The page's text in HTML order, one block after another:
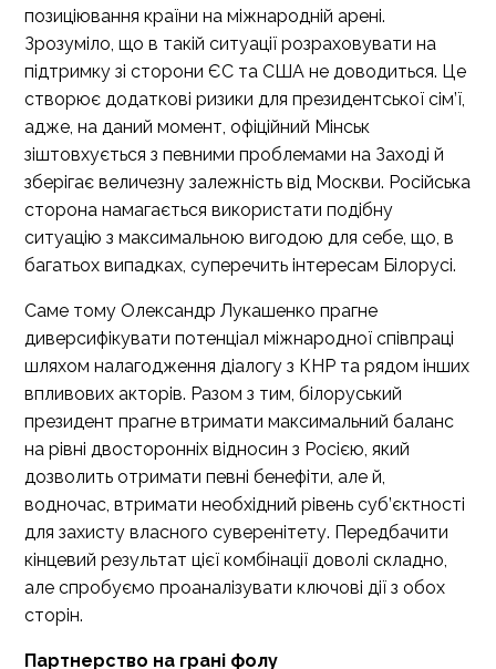
позиціювання країни на міжнародній арені.
Зрозуміло, що в такій ситуації розраховувати на
підтримку зі сторони ЄС та США не доводиться. Це
створює додаткові ризики для президентської сім’ї,
адже, на даний момент, офіційний Мінськ
зіштовхується з певними проблемами на Заході й
зберігає величезну залежність від Москви. Російська
сторона намагається використати подібну
ситуацію з максимальною вигодою для себе, що, в
багатьох випадках, суперечить інтересам Білорусі.
Саме тому Олександр Лукашенко прагне
диверсифікувати потенціал міжнародної співпраці
шляхом налагодження діалогу з КНР та рядом інших
впливових акторів. Разом з тим, білоруський
президент прагне втримати максимальний баланс
на рівні двосторонніх відносин з Росією, який
дозволить отримати певні бенефіти, але й,
водночас, втримати необхідний рівень суб’єктності
для захисту власного суверенітету. Передбачити
кінцевий результат цієї комбінації доволі складно,
але спробуємо проаналізувати ключові дії з обох
сторін.
Партнерство на грані фолу